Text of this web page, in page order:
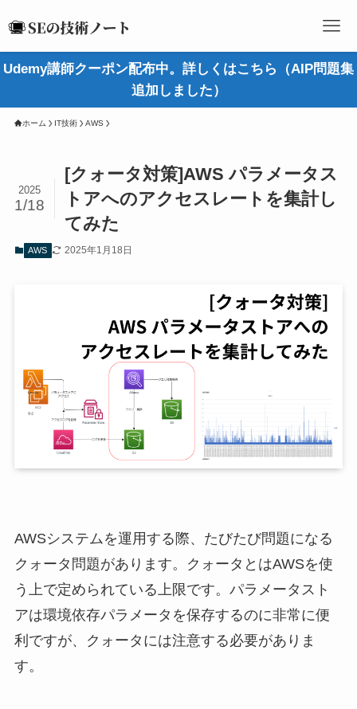
Udemy講師クーポン配布中。詳しくはこちら（AIP問題集
追加しました）
ホーム IT技術 AWS
[クォータ対策]AWS パラメータス
トアへのアクセスレートを集計し
てみた
2025
1/18
AWS 2025年1月18日
AWSシステムを運用する際、たびたび問題になる
クォータ問題があります。クォータとはAWSを使
う上で定められている上限です。パラメータスト
アは環境依存パラメータを保存するのに非常に便
利ですが、クォータには注意する必要がありま
す。